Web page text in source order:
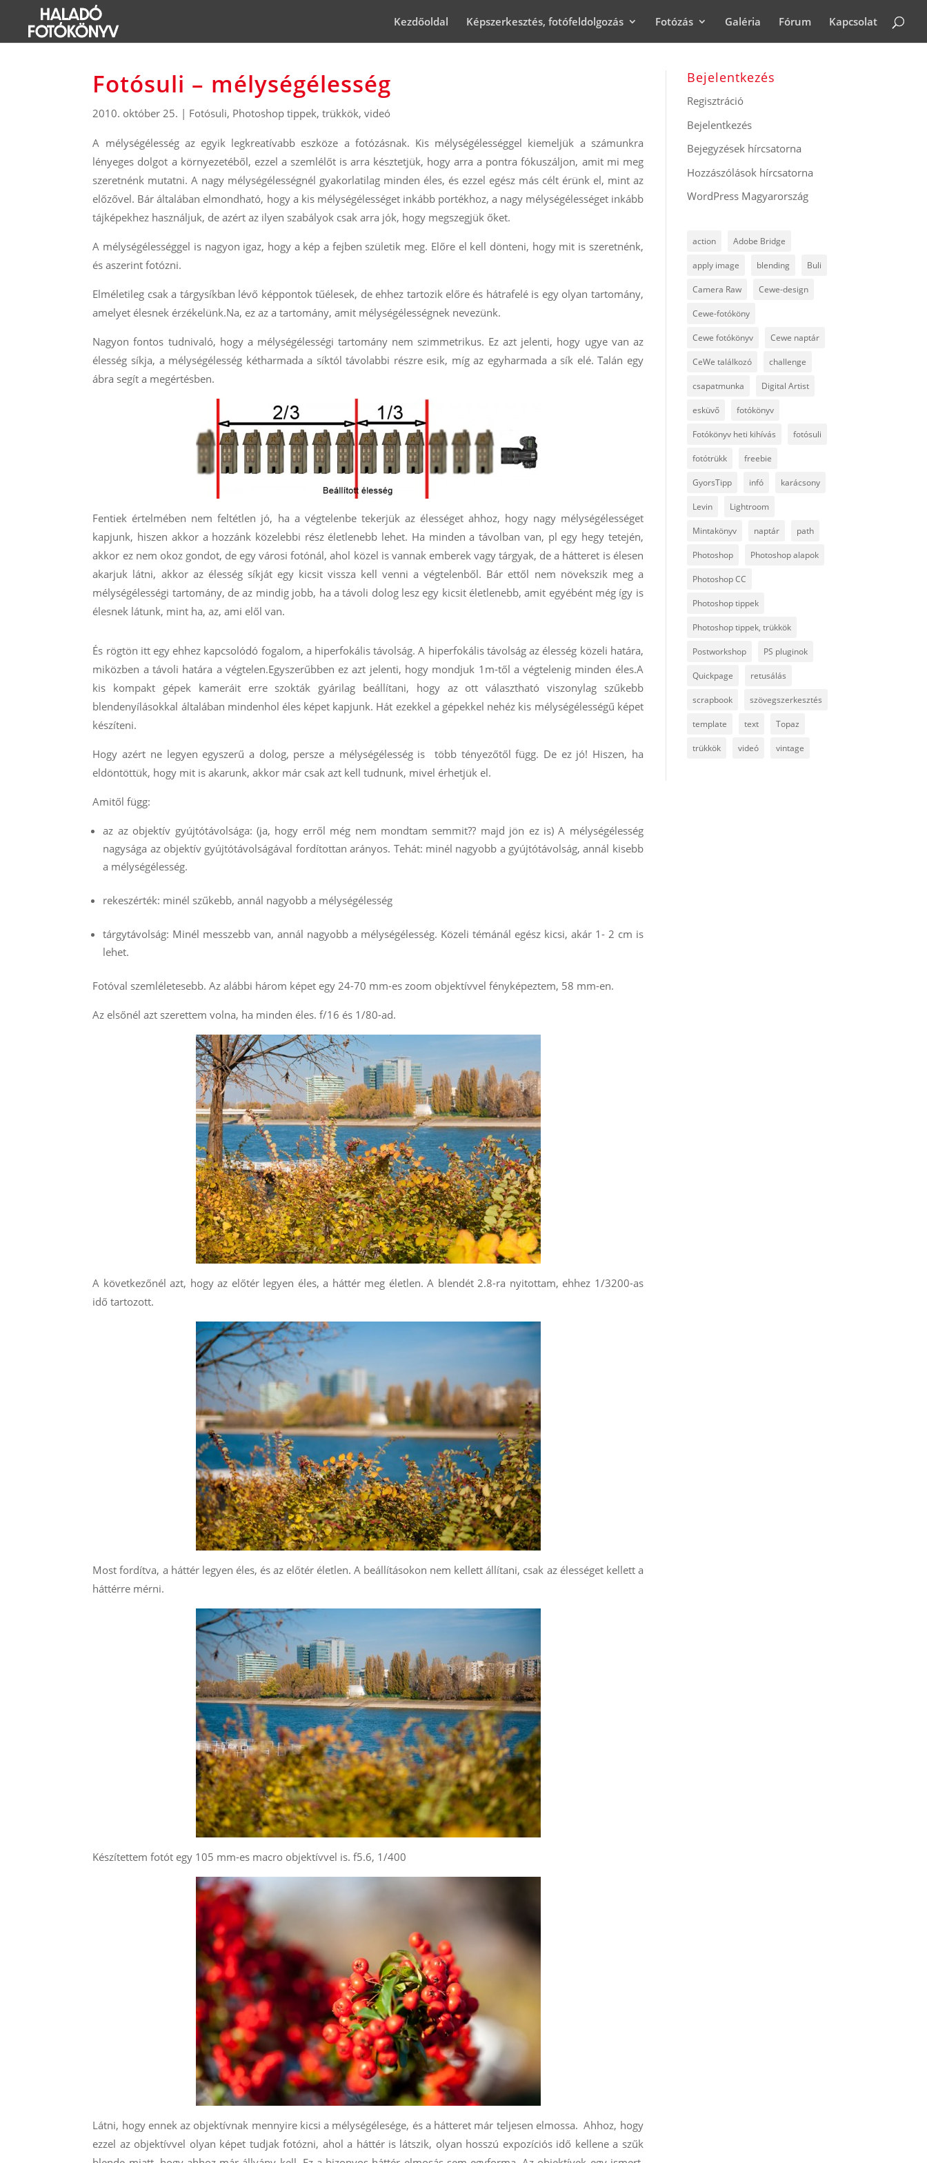
Kezdőoldal Képszerkesztés, fotófeldolgozás Fotózás Galéria Fórum Kapcsolat
Fotósuli – mélységélesség
2010. október 25. | Fotósuli, Photoshop tippek, trükkök,videó
A mélységélesség az egyik legkreatívabb eszköze a fotózásnak. Kis mélységélességgel kiemeljük a számunkra
lényeges dolgot a környezetéből, ezzel a szemlélőt is arra késztetjük, hogy arra a pontra fókuszáljon, amit mi meg
szeretnénk mutatni. A nagy mélységélességnél gyakorlatilag minden éles, és ezzel egész más célt érünk el, mint az
előzővel. Bár általában elmondható, hogy a kis mélységélességet inkább portékhoz, a nagy mélységélességet inkább
tájképekhez használjuk, de azért az ilyen szabályok csak arra jók, hogy megszegjük őket.
A mélységélességgel is nagyon igaz, hogy a kép a fejben születik meg. Előre el kell dönteni, hogy mit is szeretnénk,
és aszerint fotózni.
Elméletileg csak a tárgysíkban lévő képpontok tűélesek, de ehhez tartozik előre és hátrafelé is egy olyan tartomány,
amelyet élesnek érzékelünk.Na, ez az a tartomány, amit mélységélességnek nevezünk.
Nagyon fontos tudnivaló, hogy a mélységélességi tartomány nem szimmetrikus. Ez azt jelenti, hogy ugye van az
élesség síkja, a mélységélesség kétharmada a síktól távolabbi részre esik, míg az egyharmada a sík elé. Talán egy
ábra segít a megértésben.
Fentiek értelmében nem feltétlen jó, ha a végtelenbe tekerjük az élességet ahhoz, hogy nagy mélységélességet
kapjunk, hiszen akkor a hozzánk közelebbi rész életlenebb lehet. Ha minden a távolban van, pl egy hegy tetején,
akkor ez nem okoz gondot, de egy városi fotónál, ahol közel is vannak emberek vagy tárgyak, de a hátteret is élesen
akarjuk látni, akkor az élesség síkját egy kicsit vissza kell venni a végtelenből. Bár ettől nem növekszik meg a
mélységélességi tartomány, de az mindig jobb, ha a távoli dolog lesz egy kicsit életlenebb, amit egyébént még így is
élesnek látunk, mint ha, az, ami elől van.
És rögtön itt egy ehhez kapcsolódó fogalom, a hiperfokális távolság. A hiperfokális távolság az élesség közeli határa,
miközben a távoli határa a végtelen.Egyszerűbben ez azt jelenti, hogy mondjuk 1m-től a végtelenig minden éles.A
kis kompakt gépek kameráit erre szokták gyárilag beállítani, hogy az ott választható viszonylag szűkebb
blendenyílásokkal általában mindenhol éles képet kapjunk. Hát ezekkel a gépekkel nehéz kis mélységélességű képet
készíteni.
Hogy azért ne legyen egyszerű a dolog, persze a mélységélesség is több tényezőtől függ. De ez jó! Hiszen, ha
eldöntöttük, hogy mit is akarunk, akkor már csak azt kell tudnunk, mivel érhetjük el.
Amitől függ:
az az objektív gyújtótávolsága: (ja, hogy erről még nem mondtam semmit?? majd jön ez is) A mélységélesség
nagysága az objektív gyújtótávolságával fordítottan arányos. Tehát: minél nagyobb a gyújtótávolság, annál kisebb
a mélységélesség.
rekeszérték: minél szűkebb, annál nagyobb a mélységélesség
tárgytávolság: Minél messzebb van, annál nagyobb a mélységélesség. Közeli témánál egész kicsi, akár 1- 2 cm is
lehet.
Fotóval szemléletesebb. Az alábbi három képet egy 24-70 mm-es zoom objektívvel fényképeztem, 58 mm-en.
Az elsőnél azt szerettem volna, ha minden éles. f/16 és 1/80-ad.
A következőnél azt, hogy az előtér legyen éles, a háttér meg életlen. A blendét 2.8-ra nyitottam, ehhez 1/3200-as
idő tartozott.
Most fordítva, a háttér legyen éles, és az előtér életlen. A beállításokon nem kellett állítani, csak az élességet kellett a
háttérre mérni.
Készítettem fotót egy 105 mm-es macro objektívvel is. f5.6, 1/400
Látni, hogy ennek az objektívnak mennyire kicsi a mélységélesége, és a hátteret már teljesen elmossa. Ahhoz, hogy
ezzel az objektívvel olyan képet tudjak fotózni, ahol a háttér is látszik, olyan hosszú expozíciós idő kellene a szűk
Bejelentkezés
Regisztráció
Bejelentkezés
Bejegyzések hírcsatorna
Hozzászólások hírcsatorna
WordPress Magyarország
action Adobe Bridge
apply image blending Buli
Camera Raw Cewe-design
Cewe-fotóköny
Cewe fotókönyv Cewe naptár
CeWe találkozó challenge
csapatmunka Digital Artist
esküvő fotókönyv
Fotókönyv heti kihívás fotósuli
fotótrükk freebie
GyorsTipp infó karácsony
Levin Lightroom
Mintakönyv naptár path
Photoshop Photoshop alapok
Photoshop CC
Photoshop tippek
Photoshop tippek, trükkök
Postworkshop PS pluginok
Quickpage retusálás
scrapbook szövegszerkesztés
template text Topaz
trükkök videó vintage